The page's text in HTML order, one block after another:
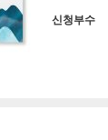
신청부수